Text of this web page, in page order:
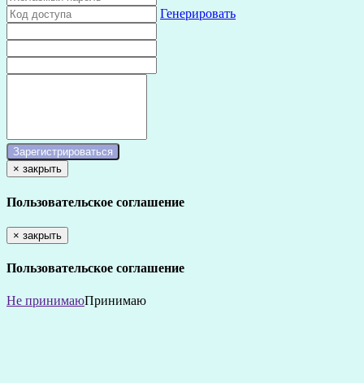
Генерировать
× закрыть
Пользовательское соглашение
× закрыть
Пользовательское соглашение
Не принимаюПринимаю